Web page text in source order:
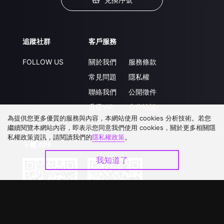
追蹤社群
FOLLOW US
客戶服務
關於我們
常見問題
聯絡我們
升級VIP
服務條款
隱私權
公開徵件
合作洽談
為提供您更多優質的服務與內容，本網站使用 cookies 分析技術。若您
繼續閱覽本網站內容，即表示您同意我們使用 cookies，關於更多相關隱
私權政策資訊，請閱讀我們的隱私權政策。
我知道了